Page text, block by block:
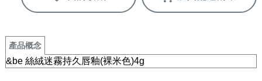
產品概念
&be 絲絨迷霧持久唇釉(裸米色)4g